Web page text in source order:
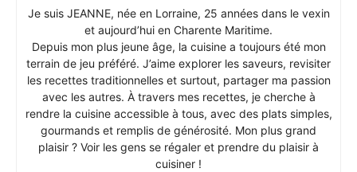
Je suis JEANNE, née en Lorraine, 25 années dans le vexin
et aujourd’hui en Charente Maritime.
Depuis mon plus jeune âge, la cuisine a toujours été mon
terrain de jeu préféré. J’aime explorer les saveurs, revisiter
les recettes traditionnelles et surtout, partager ma passion
avec les autres. À travers mes recettes, je cherche à
rendre la cuisine accessible à tous, avec des plats simples,
gourmands et remplis de générosité. Mon plus grand
plaisir ? Voir les gens se régaler et prendre du plaisir à
cuisiner !